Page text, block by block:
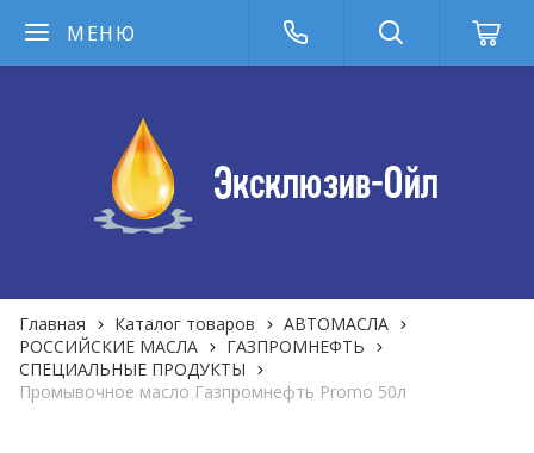
МЕНЮ
Главная Каталог товаров
АВТОМАСЛА
РОССИЙСКИЕ МАСЛА
ГАЗПРОМНЕФТЬ
СПЕЦИАЛЬНЫЕ ПРОДУКТЫ
Промывочное масло Газпромнефть Promo 50л